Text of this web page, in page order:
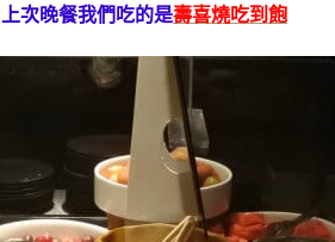
上次晚餐我們吃的是壽喜燒吃到飽